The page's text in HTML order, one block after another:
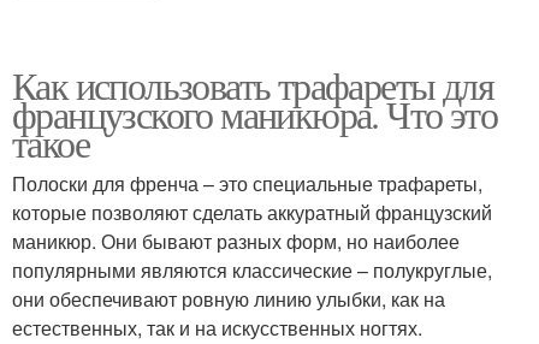
Как использовать трафареты для
французского маникюра. Что это
такое
Полоски для френча – это специальные трафареты,
которые позволяют сделать аккуратный французский
маникюр. Они бывают разных форм, но наиболее
популярными являются классические – полукруглые,
они обеспечивают ровную линию улыбки, как на
естественных, так и на искусственных ногтях.